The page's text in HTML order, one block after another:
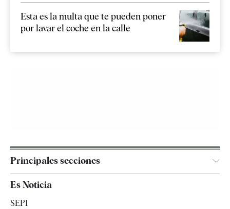
Esta es la multa que te pueden poner
por lavar el coche en la calle
Principales secciones
España
Es Noticia
SEPI